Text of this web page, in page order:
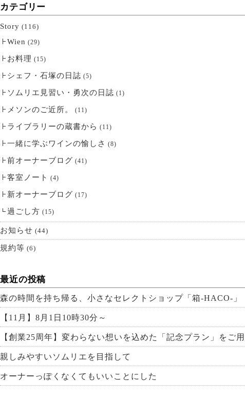
カテゴリー
Story (116)
Wien (29)
お料理 (15)
シェフ・石塚の日誌 (5)
ソムリエ見習い・勇次の日誌 (1)
メソンのご近所。 (11)
ライブラリーの蔵書から (11)
一緒に学ぶワインの愉しさ (8)
前オーナーブログ (41)
客室ノート (4)
新オーナーブログ (17)
過ごし方 (15)
お知らせ (44)
規約等 (6)
最近の投稿
森の時間を持ち帰る、小さなセレクトショップ「箱-HACO-」
【11月】8月1日10時30分～
【創業25周年】変わらない想いを込めた「記念プラン」をご
親しみやすいソムリエを目指して
オーナーっぽくなくてもいいことにした